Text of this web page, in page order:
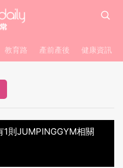
教育路 產前產後 健康資訊
則JUMPINGGYM相關